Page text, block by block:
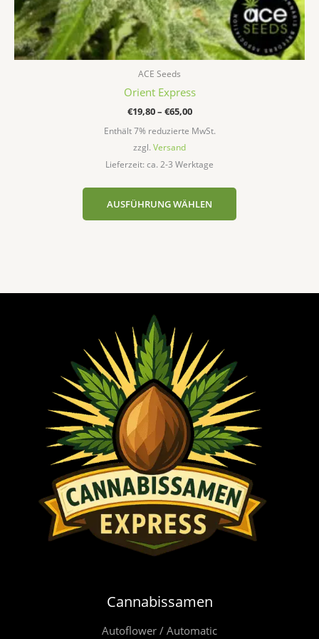
ACE Seeds
Orient Express
€19,80– €65,00
Enthält 7% reduzierte MwSt.
zzgl. Versand
Lieferzeit: ca. 2-3 Werktage
AUSFÜHRUNG WÄHLEN
Cannabissamen
Autoflower / Automatic